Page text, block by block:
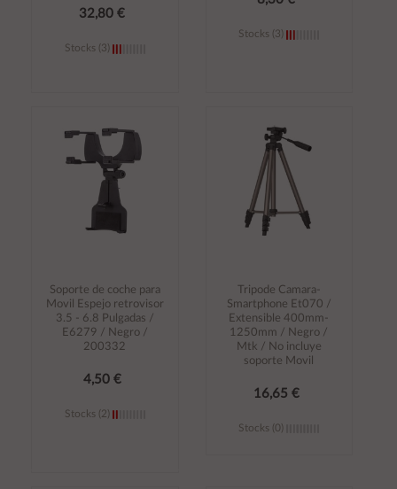
32,80 €
Stocks (3)
carrito
Stocks (3)
carrito
Soporte de coche para
Movil Espejo retrovisor
3.5 - 6.8 Pulgadas /
E6279 / Negro /
200332
4,50 €
Stocks (2)
Tripode Camara-
Smartphone Et070 /
Extensible 400mm-
1250mm / Negro /
Mtk / No incluye
soporte Movil
16,65 €
Stocks (0)